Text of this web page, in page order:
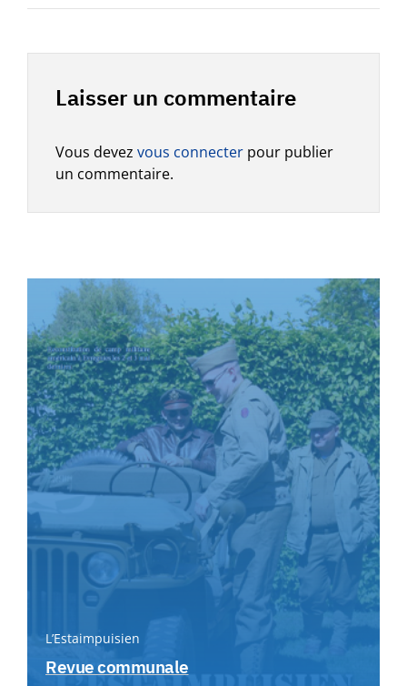
L’Estaimpuisien
Revue communale
Laisser un commentaire
Vous devez vous connecter pour publier
un commentaire.